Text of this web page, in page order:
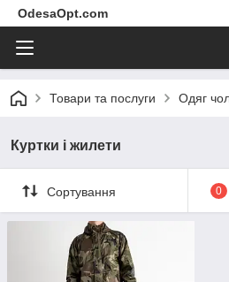
OdesaOpt.com
Товари та послуги Одяг
Куртки і жилети
Сортування 0